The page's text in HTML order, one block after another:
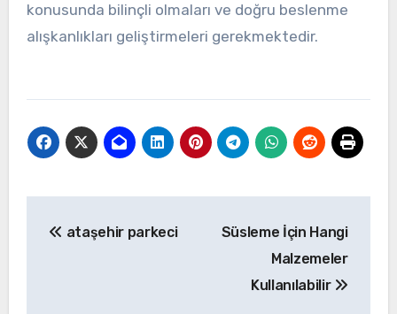
konusunda bilinçli olmaları ve doğru beslenme
alışkanlıkları geliştirmeleri gerekmektedir.
gezinmesi
ataşehir parkeci
Süsleme İçin Hangi
Malzemeler
Kullanılabilir